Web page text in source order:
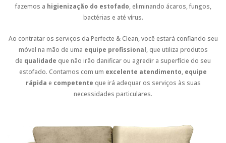
fazemos a higienização do estofado, eliminando ácaros, fungos,
bactérias e até vírus.
Ao contratar os serviços da Perfecte & Clean, você estará confiando seu
móvel na mão de uma equipe profissional, que utiliza produtos
de qualidade que não irão danificar ou agredir a superfície do seu
estofado. Contamos com um excelente atendimento, equipe
rápida e competente que irá adequar os serviços às suas
necessidades particulares.